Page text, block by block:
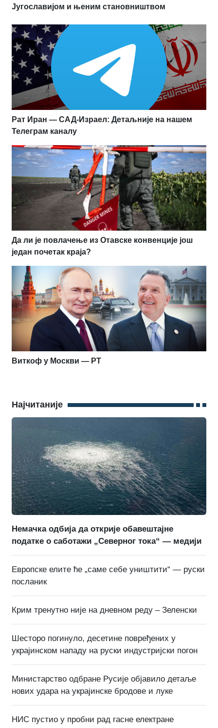
Југославијом и њеним становништвом
Рат Иран — САД-Израел: Детаљније на нашем
Телеграм каналу
Да ли је повлачење из Отавске конвенције још
један почетак краја?
Виткоф у Москви — РТ
Најчитаније
Немачка одбија да открије обавештајне
податке о саботажи „Северног тока“ — медији
Европске елите ће „саме себе уништити“ — руски
посланик
Крим тренутно није на дневном реду – Зеленски
Шесторо погинуло, десетине повређених у
украјинском нападу на руски индустријски погон
Министарство одбране Русије објавило детаље
нових удара на украјинске бродове и луке
НИС пустио у пробни рад гасне електране